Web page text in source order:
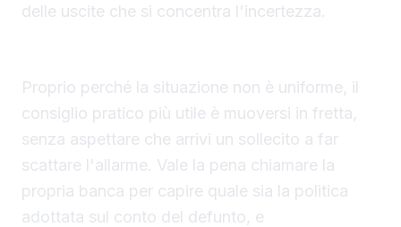
delle uscite che si concentra l'incertezza.
Proprio perché la situazione non è uniforme, il
consiglio pratico più utile è muoversi in fretta,
senza aspettare che arrivi un sollecito a far
scattare l'allarme. Vale la pena chiamare la
propria banca per capire quale sia la politica
adottata sul conto del defunto, e